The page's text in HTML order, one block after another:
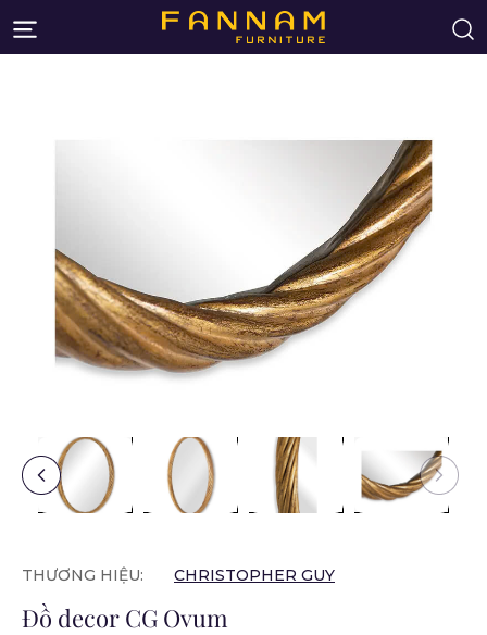
THƯƠNG HIỆU: CHRISTOPHER GUY
Đồ decor CG Ovum